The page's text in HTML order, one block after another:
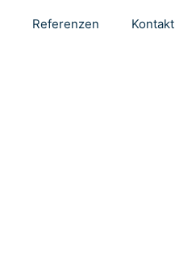
Referenzen Kontakt